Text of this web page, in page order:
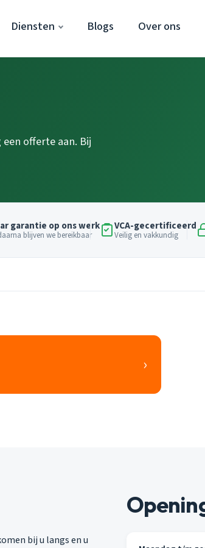
Diensten Blogs Over ons
offerte aan. Bij
garantie op ons werk
blijven we bereikbaar
VCA-gecertificeerd
Veilig en vakkundig
›
bij u langs en u